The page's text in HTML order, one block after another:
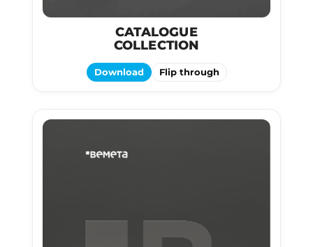
CATALOGUE
COLLECTION
Download Flip through